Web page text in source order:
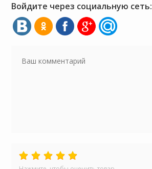
Войдите через социальную сеть: